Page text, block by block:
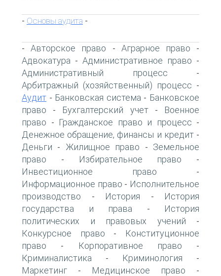
- Основы аудита -
-Авторское право - Аграрное право -
Адвокатура - Административное право -
Административный процесс -
Арбитражный (хозяйственный) процесс -
Аудит - Банковская система - Банковское
право - Бухгалтерский учет-
Военное
право - Гражданское право и процесс -
Денежное обращение, финансы и кредит-
Деньги - Жилищное право - Земельное
право - Избирательное право -
Инвестиционное право -
Информационное право - Исполнительное
производство - История -
История
государства и права -
История
политических и правовых учений -
Конкурсное право -
Конституционное
право - Корпоративное право -
Криминалистика - Криминология -
Маркетинг - Медицинское право -